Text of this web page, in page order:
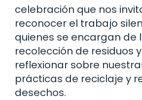
celebración que nos
reconocer el trabajo
quienes se encargan de
recolección de residuos
reflexionar sobre
prácticas de reciclaje y
desechos.